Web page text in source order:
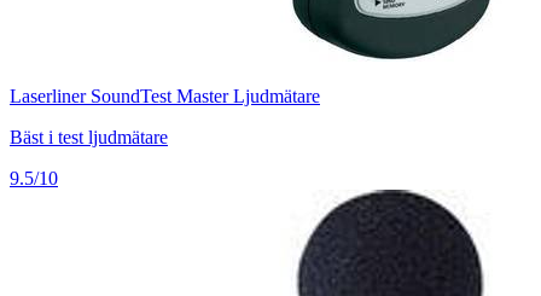
Laserliner SoundTest Master Ljudmätare
Bäst i test ljudmätare
9.5/10